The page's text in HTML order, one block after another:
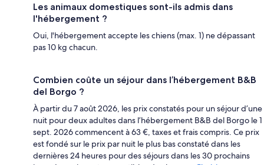
Les animaux domestiques sont-ils admis dans
l'hébergement ?
Oui, l'hébergement accepte les chiens (max. 1) ne dépassant
pas 10 kg chacun.
Combien coûte un séjour dans l’hébergement B&B
del Borgo ?
À partir du 7 août 2026, les prix constatés pour un séjour d’une
nuit pour deux adultes dans l’hébergement B&B del Borgo le 1
sept. 2026 commencent à 63 €, taxes et frais compris. Ce prix
est fondé sur le prix par nuit le plus bas constaté dans les
dernières 24 heures pour des séjours dans les 30 prochains